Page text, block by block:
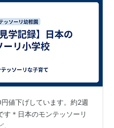
値下げしています。約2週
す＊日本のモンテッソーリ